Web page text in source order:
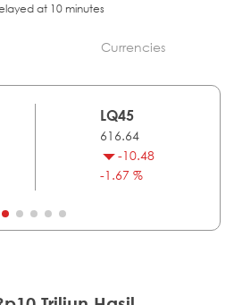
at 10 minutes
Currencies
LQ45
616.64
-10.48
-1.67 %